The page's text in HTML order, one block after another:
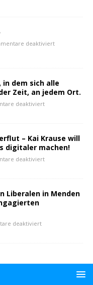
deaktiviert
in dem sich alle
Zeit, an jedem Ort.
deaktiviert
– Kai Krause will
digitaler machen!
deaktiviert
Liberalen in Menden
deaktiviert